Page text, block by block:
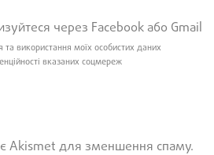
через Facebook або Gmail
використання моїх особистих даних
вказаних соцмереж
Akismet для зменшення спаму.